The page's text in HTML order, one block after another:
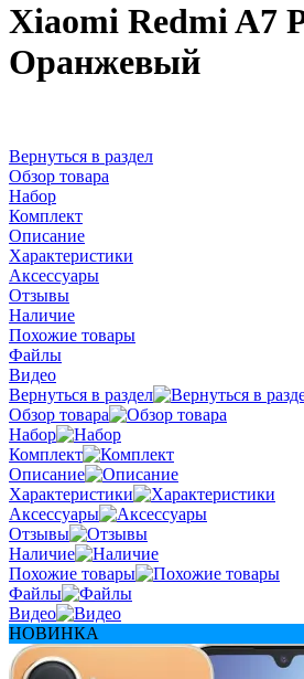
Xiaomi Redmi A7
Оранжевый
Вернуться в раздел
Обзор товара
Набор
Комплект
Описание
Характеристики
Аксессуары
Отзывы
Наличие
Похожие товары
Файлы
Видео
Вернуться в раздел
Обзор товара
Набор
Комплект
Описание
Характеристики
Аксессуары
Отзывы
Наличие
Похожие товары
Файлы
Видео
НОВИНКА